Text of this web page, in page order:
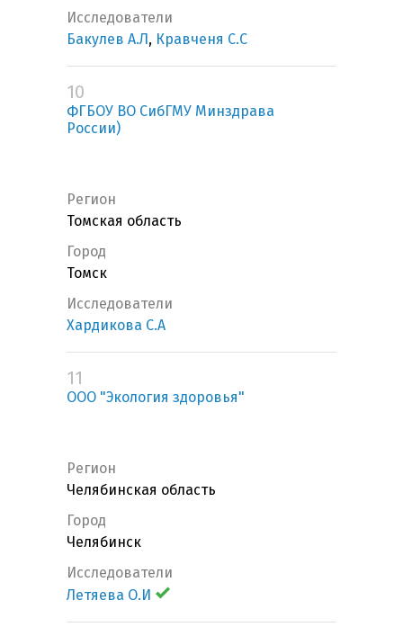
Исследователи
Бакулев А.Л , Кравченя С.С
10
ФГБОУ ВО СибГМУ Минздрава
России)
Регион
Томская область
Город
Томск
Исследователи
Хардикова С.А
11
ООО "Экология здоровья"
Регион
Челябинская область
Город
Челябинск
Исследователи
Летяева О.И